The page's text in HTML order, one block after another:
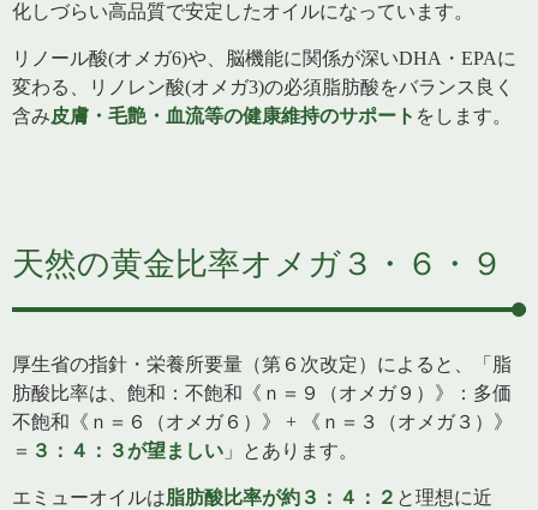
化しづらい高品質で安定したオイルになっています。
リノール酸(オメガ6)や、脳機能に関係が深いDHA・EPAに
変わる、リノレン酸(オメガ3)の必須脂肪酸をバランス良く
含み皮膚・毛艶・血流等の健康維持のサポート をします。
天然の黄金比率オメガ３・６・９
厚生省の指針・栄養所要量（第６次改定）によると、「脂
肪酸比率は、飽和：不飽和《ｎ＝９（オメガ９）》：多価
不飽和《ｎ＝６（オメガ６）》 + 《ｎ＝３（オメガ３）》
＝ ３：４：３が望ましい 」とあります。
エミューオイルは脂肪酸比率が約３：４：２ と理想に近